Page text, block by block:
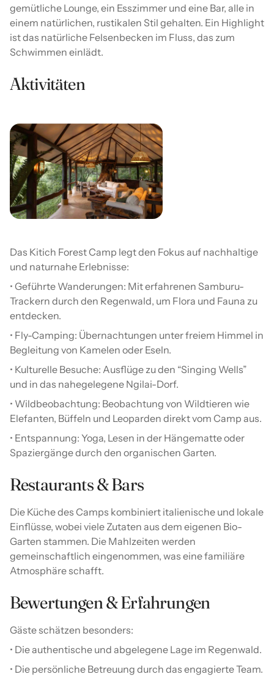
gemütliche Lounge, ein Esszimmer und eine Bar, alle in
einem natürlichen, rustikalen Stil gehalten. Ein Highlight
ist das natürliche Felsenbecken im Fluss, das zum
Schwimmen einlädt.
Aktivitäten
Das Kitich Forest Camp legt den Fokus auf nachhaltige
und naturnahe Erlebnisse:
• Geführte Wanderungen: Mit erfahrenen Samburu-
Trackern durch den Regenwald, um Flora und Fauna zu
entdecken.
• Fly-Camping: Übernachtungen unter freiem Himmel in
Begleitung von Kamelen oder Eseln.
• Kulturelle Besuche: Ausflüge zu den “Singing Wells”
und in das nahegelegene Ngilai-Dorf.
• Wildbeobachtung: Beobachtung von Wildtieren wie
Elefanten, Büffeln und Leoparden direkt vom Camp aus.
• Entspannung: Yoga, Lesen in der Hängematte oder
Spaziergänge durch den organischen Garten.
Restaurants & Bars
Die Küche des Camps kombiniert italienische und lokale
Einflüsse, wobei viele Zutaten aus dem eigenen Bio-
Garten stammen. Die Mahlzeiten werden
gemeinschaftlich eingenommen, was eine familiäre
Atmosphäre schafft.
Bewertungen & Erfahrungen
Gäste schätzen besonders:
• Die authentische und abgelegene Lage im Regenwald.
• Die persönliche Betreuung durch das engagierte Team.